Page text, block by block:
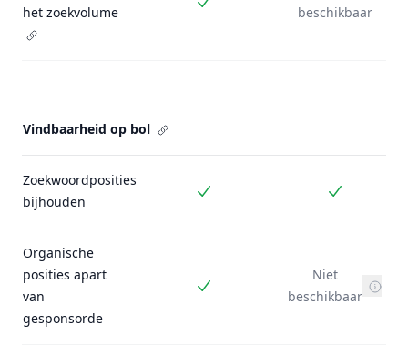
het zoekvolume
Inbegrepen
beschikbaar
Vindbaarheid op bol
Zoekwoordposities
bijhouden
Inbegrepen
Organische
posities apart
van
gesponsorde
Inbegrepen
Niet
beschikbaar